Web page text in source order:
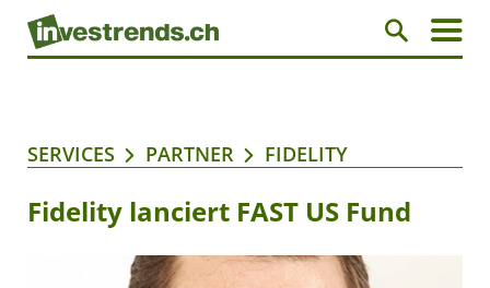
SERVICES PARTNER FIDELITY
Fidelity lanciert FAST US Fund